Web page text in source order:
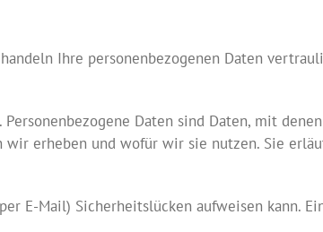
Ihre personenbezogenen Daten
Daten sind Daten, mit
erheben und wofür wir sie nutzen. Sie
E-Mail) Sicherheitslücken aufweisen kann.